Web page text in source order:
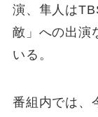
演、隼人は
敵」への出演
いる。
番組内では、